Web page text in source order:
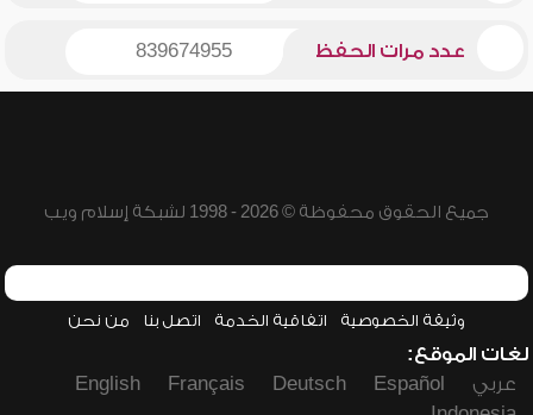
عدد مرات الحفظ 839674955
جميع الحقوق محفوظة © 2026 - 1998 لشبكة إسلام ويب
وثيقة الخصوصية اتفاقية الخدمة اتصل بنا من نحن
لغات الموقع:
عربي
Español
Deutsch
Français
English